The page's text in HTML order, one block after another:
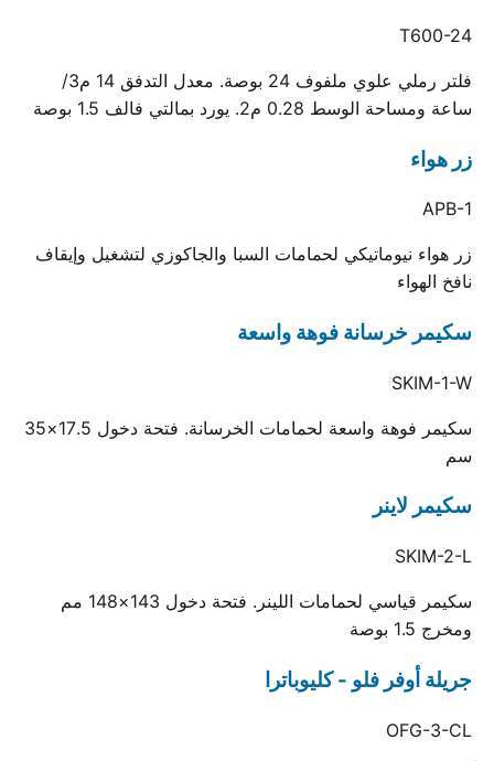
T600-24
فلتر رملي علوي ملفوف 24 بوصة. معدل التدفق 14 م3/
ساعة ومساحة الوسط 0.28 م2. يورد بمالتي فالف 1.5 بوصة
زر هواء
APB-1
زر هواء نيوماتيكي لحمامات السبا والجاكوزي لتشغيل وإيقاف
نافخ الهواء
سكيمر خرسانة فوهة واسعة
SKIM-1-W
سكيمر فوهة واسعة لحمامات الخرسانة. فتحة دخول 17.5×35
سم
سكيمر لاينر
SKIM-2-L
سكيمر قياسي لحمامات اللينر. فتحة دخول 143×148 مم
ومخرج 1.5 بوصة
جريلة أوفر فلو - كليوباترا
OFG-3-CL